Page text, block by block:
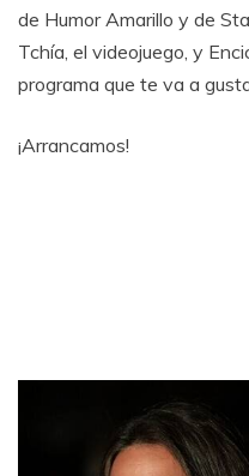
de Humor Amarillo y de
Tchía, el videojuego, y
programa que te va a
¡Arrancamos!